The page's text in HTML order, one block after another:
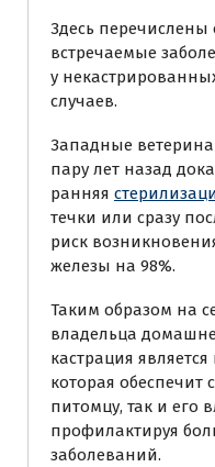
Здесь
встречаемые
у
случаев.
Западные
пару лет назад
ранняя
течки или сразу
риск
железы на 98%.
Таким образом на
владельца
кастрация
которая
питомцу, так и его
профилактируя
заболеваний.